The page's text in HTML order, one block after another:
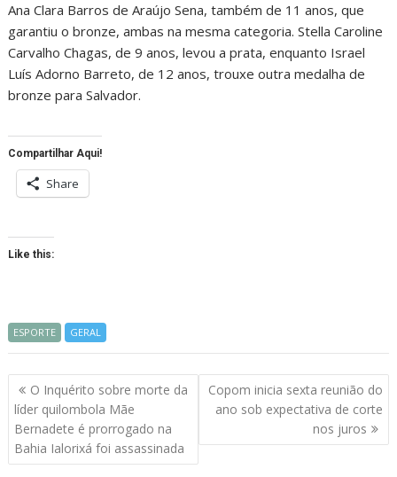
Ana Clara Barros de Araújo Sena, também de 11 anos, que
garantiu o bronze, ambas na mesma categoria. Stella Caroline
Carvalho Chagas, de 9 anos, levou a prata, enquanto Israel
Luís Adorno Barreto, de 12 anos, trouxe outra medalha de
bronze para Salvador.
Compartilhar Aqui!
Share
Like this:
ESPORTE GERAL
Navegação
de
artigos
O Inquérito sobre morte da
líder quilombola Mãe
Bernadete é prorrogado na
Bahia Ialorixá foi assassinada
Copom inicia sexta reunião do
ano sob expectativa de corte
nos juros